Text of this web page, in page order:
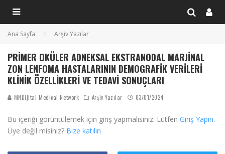
Ana Sayfa Arşiv Yazılar
PRIMER OKÜLER ADNEKSAL EKSTRANODAL MARJINAL
ZON LENFOMA HASTALARININ DEMOGRAFIK VERILERI
KLINIK ÖZELLIKLERI VE TEDAVI SONUÇLARI
MNDijital Medical Network Arşiv Yazılar 03/01/2024
Bu içeriği görüntülemek için giriş yapmalısınız. Lütfen Giriş Yapın.
Üye değil misiniz? Bize katılın